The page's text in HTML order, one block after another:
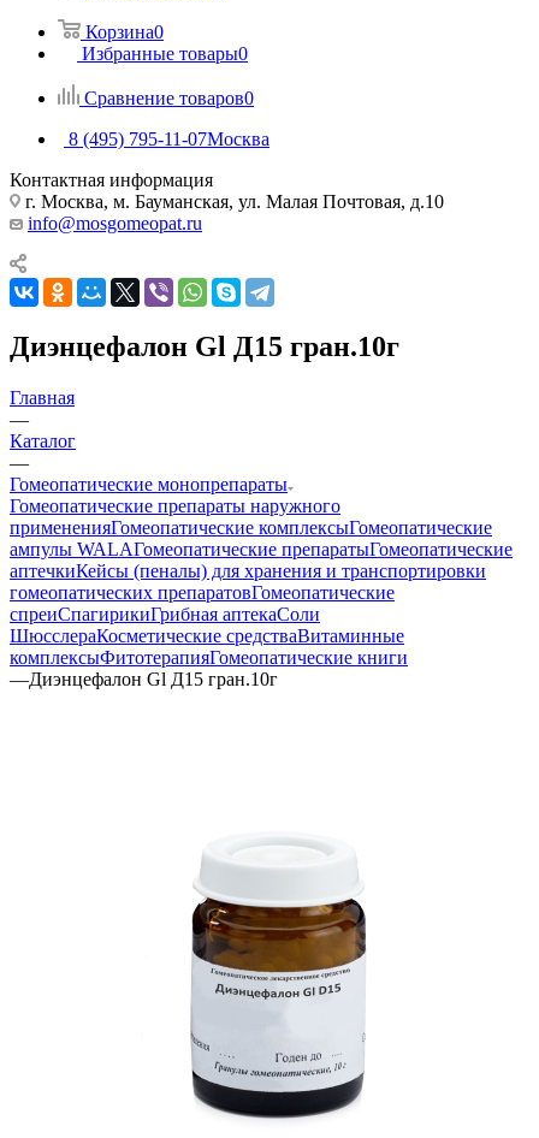
Корзина0
Избранные товары0
Сравнение товаров0
8 (495) 795-11-07Москва
Контактная информация
г. Москва, м. Бауманская, ул. Малая Почтовая, д.10
info@mosgomeopat.ru
Диэнцефалон Gl Д15 гран.10г
Главная
—
Каталог
—
Гомеопатические монопрепараты
Гомеопатические препараты наружного
примененияГомеопатические комплексыГомеопатические
ампулы WALAГомеопатические препаратыГомеопатические
аптечкиКейсы (пеналы) для хранения и транспортировки
гомеопатических препаратовГомеопатические
спреиСпагирикиГрибная аптекаСоли
ШюсслераКосметические средстваВитаминные
комплексыФитотерапияГомеопатические книги
—Диэнцефалон Gl Д15 гран.10г